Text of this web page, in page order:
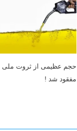
حجم عظیمی از ثروت ملی
مفقود شد !